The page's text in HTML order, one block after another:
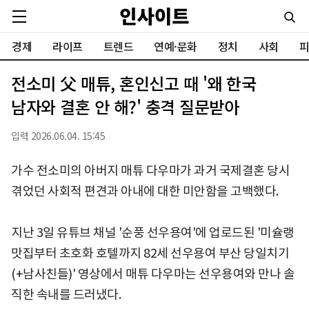
경제 라이프 트렌드 연예·문화 정치 사회
전소미 父 매튜, 혼인신고 때 '왜 한국
남자와 결혼 안 해?' 충격 질문받아
입력 2026.06.04. 15:45
가수 전소미의 아버지 매튜 다우마가 과거 국제결혼 당시
겪었던 사회적 편견과 아내에 대한 미안함을 고백했다.
지난 3일 유튜브 채널 '순풍 선우용여'에 업로드된 '미슐랭
맛집부터 초호화 호텔까지 82세 선우용여 부산 당일치기
(+남사친들)' 영상에서 매튜 다우마는 선우용여와 만나 솔
직한 속내를 드러냈다.